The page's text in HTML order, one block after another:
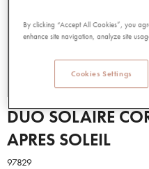
DUO SOLAIRE
APRES SOLEIL
97829
By clicking “Accept All Cookies”, you
enhance site navigation, analyze site
Cookies Settings